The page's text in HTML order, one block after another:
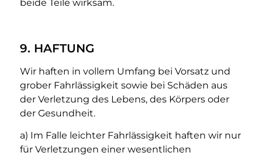
beide Teile wirksam.
9. HAFTUNG
Wir haften in vollem Umfang bei Vorsatz und
grober Fahrlässigkeit sowie bei Schäden aus
der Verletzung des Lebens, des Körpers oder
der Gesundheit.
a) Im Falle leichter Fahrlässigkeit haften wir nur
für Verletzungen einer wesentlichen